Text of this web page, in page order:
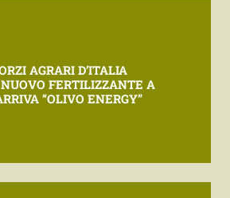
AGRARI D’ITALIA
FERTILIZZANTE A
“OLIVO ENERGY”